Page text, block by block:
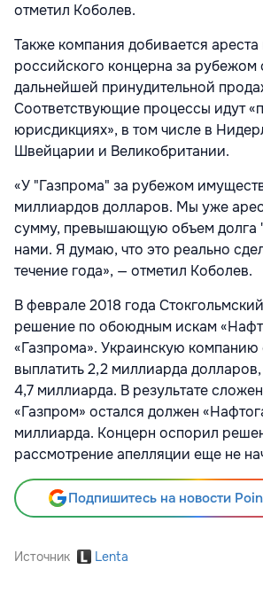
отметил Коболев.
Также компания добивается
российского концерна за рубежом
дальнейшей принудительной
Соответствующие процессы идут
юрисдикциях», в том числе в
Швейцарии и Великобритании.
«У "Газпрома" за рубежом
миллиардов долларов. Мы уже
сумму, превышающую объем долга
нами. Я думаю, что это реально
течение года», — отметил Коболев.
В феврале 2018 года
решение по обоюдным искам
«Газпрома». Украинскую компанию
выплатить 2,2 миллиарда
4,7 миллиарда. В результате
«Газпром» остался должен
миллиарда. Концерн оспорил
рассмотрение апелляции еще не
Подпишитесь на новости
Источник Lenta